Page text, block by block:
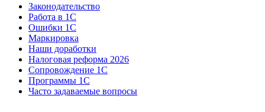
Законодательство
Работа в 1С
Ошибки 1С
Маркировка
Наши доработки
Налоговая реформа 2026
Сопровождение 1С
Программы 1С
Часто задаваемые вопросы